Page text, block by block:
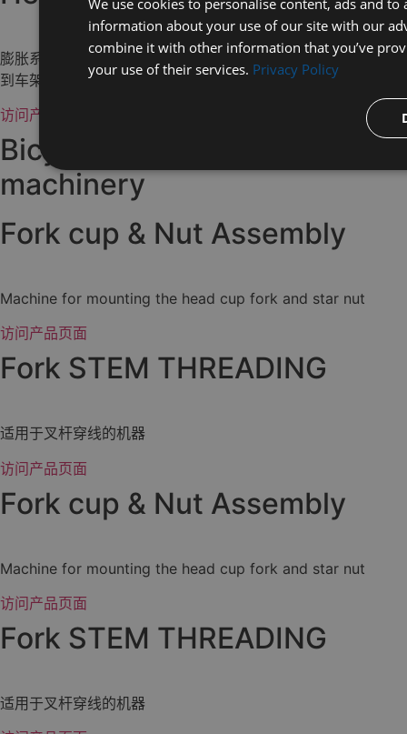
膨胀系统加宽了管子，使引擎盖、方向盘和前叉能够完美地贴合
到车架上
访问产品页面
Bicycle fork preparation
machinery
Fork cup & Nut Assembly
Machine for mounting the head cup fork and star nut
访问产品页面
Fork STEM THREADING
适用于叉杆穿线的机器
访问产品页面
Fork cup & Nut Assembly
Machine for mounting the head cup fork and star nut
访问产品页面
Fork STEM THREADING
适用于叉杆穿线的机器
We use cookies to personalise content, ads and
information about your use of our site with our
combine it with other information that you’ve
your use of their services. Privacy Policy